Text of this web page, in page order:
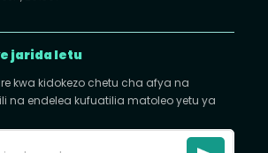
jarida letu
kwa kidokezo chetu cha afya na
na endelea kufuatilia matoleo yetu ya